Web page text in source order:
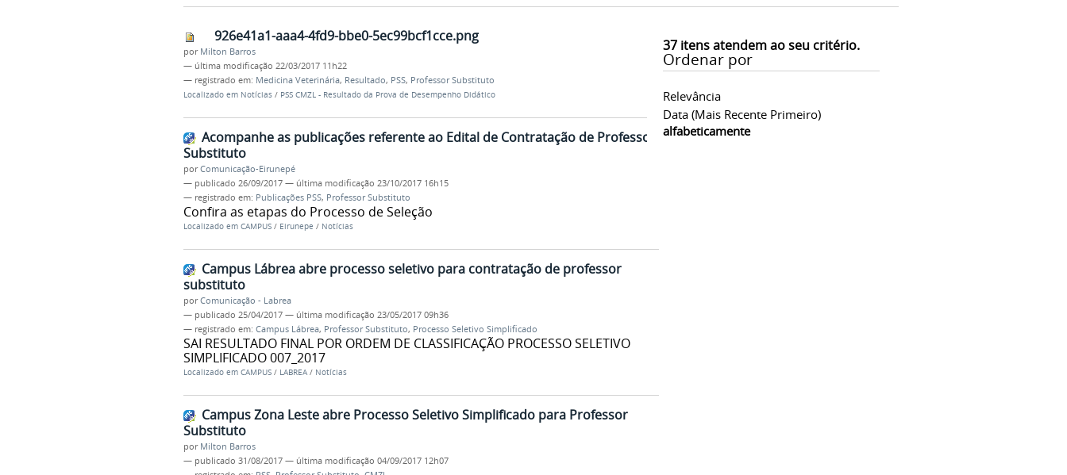
37itens atendem ao seu critério.
Ordenar por
Relevância
Data (mais Recente Primeiro)
alfabeticamente
926e41a1-aaa4-4fd9-bbe0-5ec99bcf1cce.png
por Milton Barros
— última modificação 22/03/2017 11h22
— registrado em: Medicina Veterinária, Resultado, PSS, Professor Substituto
Localizado em Notícias / PSS CMZL - Resultado da Prova de Desempenho Didático
Acompanhe as publicações referente ao Edital de Contratação de Professor
Substituto
porComunicação-Eirunepé
— publicado 26/09/2017 — última modificação 23/10/2017 16h15
— registrado em: Publicações PSS, Professor Substituto
Confira as etapas do Processo de Seleção
Localizado em CAMPUS / Eirunepe / Notícias
Campus Lábrea abre processo seletivo para contratação de professor
substituto
porComunicação - Labrea
— publicado 25/04/2017 — última modificação 23/05/2017 09h36
— registrado em: Campus Lábrea, Professor Substituto, Processo Seletivo Simplificado
SAI RESULTADO FINAL POR ORDEM DE CLASSIFICAÇÃO PROCESSO SELETIVO
SIMPLIFICADO 007_2017
Localizado em CAMPUS / LABREA / Notícias
Campus Zona Leste abre Processo Seletivo Simplificado para Professor
Substituto
por Milton Barros
— publicado 31/08/2017 — última modificação 04/09/2017 12h07